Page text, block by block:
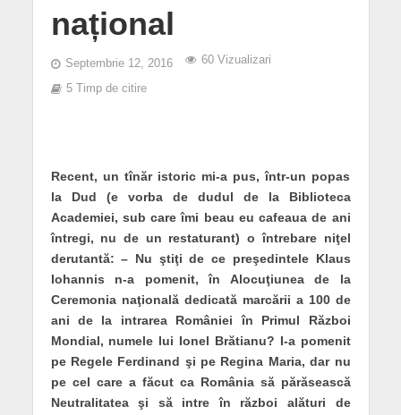
național
Septembrie 12, 2016 60 Vizualizari
5 Timp de citire
Recent, un tînăr istoric mi-a pus, într-un popas
la Dud (e vorba de dudul de la Biblioteca
Academiei, sub care îmi beau eu cafeaua de ani
întregi, nu de un restaturant) o întrebare niţel
derutantă: – Nu ştiţi de ce preşedintele Klaus
Iohannis n-a pomenit, în Alocuţiunea de la
Ceremonia naţională dedicată marcării a 100 de
ani de la intrarea României în Primul Război
Mondial, numele lui Ionel Brătianu? I-a pomenit
pe Regele Ferdinand şi pe Regina Maria, dar nu
pe cel care a făcut ca România să părăsească
Neutralitatea şi să intre în război alături de